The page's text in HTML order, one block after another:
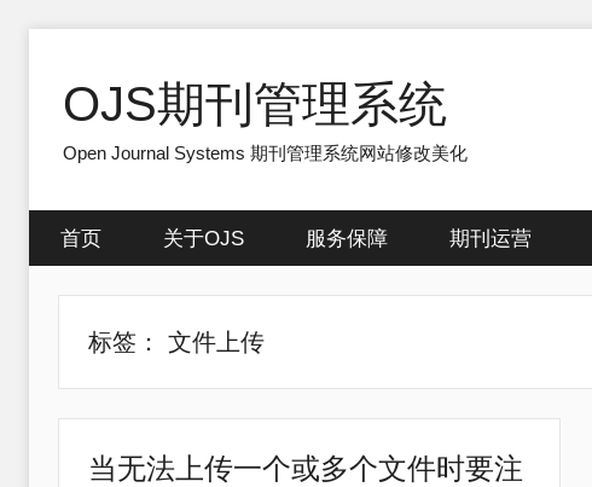
OJS期刊管理系统
Open Journal Systems 期刊管理系统网站修改美化
首页 关于OJS 服务保障 期刊运营
标签： 文件上传
当无法上传一个或多个文件时要注